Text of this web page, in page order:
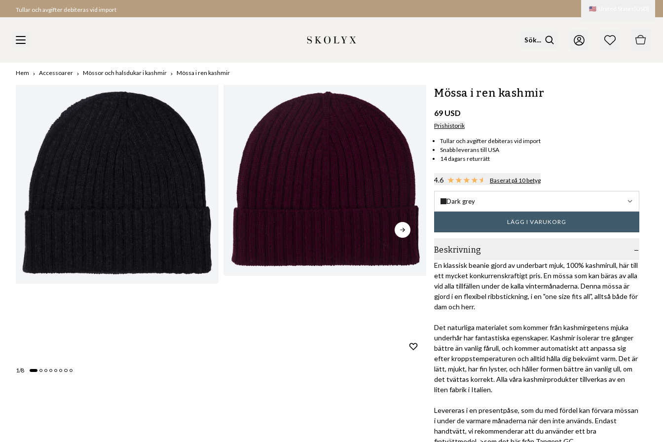
Tullar och avgifter debiteras vid import 🇺🇸
Hem Accessoarer Mössor och halsdukar i kashmir Mössa i ren kashmir
1/8
Mössa i ren kashmir
69 USD
Prishistorik
Tullar och avgifter debiteras vid import
Snabb leverans till USA
14 dagars returrätt
4.6 Baserat på 10 betyg
Dark grey
LÄGG I VARUKORG
Beskrivning
En klassisk beanie gjord av underbart mjuk, 100% kashmirull, här till
ett mycket konkurrenskraftigt pris. En mössa som kan bäras av alla
vid alla tillfällen under de kalla vintermånaderna. Denna mössa är
gjord i en flexibel ribbstickning, i en "one size fits all", alltså både för
dam och herr.
Det naturliga materialet som kommer från kashmirgetens mjuka
underhår har fantastiska egenskaper. Kashmir isolerar tre gånger
bättre än vanlig fårull, och kommer automatiskt att anpassa sig
efter kroppstemperaturen och alltid hålla dig bekvämt varm. Det är
lätt, mjukt, har fin lyster, och håller formen bättre än vanlig ull, om
det tvättas korrekt. Alla våra kashmirprodukter tillverkas av en
liten fabrik i Italien.
Levereras i en presentpåse, som du med fördel kan förvara mössan
i under de varmare månaderna när den inte används. Endast
handtvätt, vi rekommenderar att du använder ett bra